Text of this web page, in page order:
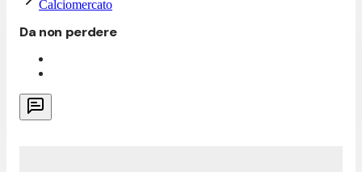
Calciomercato
Da non perdere